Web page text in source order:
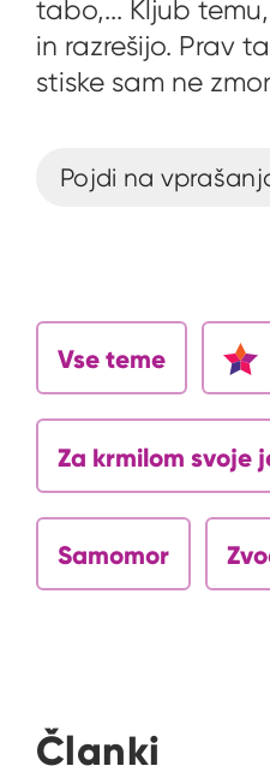
tabo,... Kljub
in razrešijo. Prav
stiske sam ne
Pojdi na
Vse teme
Za krmilom svoje
Samomor
Članki